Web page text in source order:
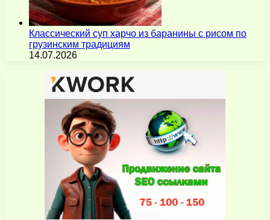
Классический суп харчо из баранины с рисом по
грузинским традициям
14.07.2026